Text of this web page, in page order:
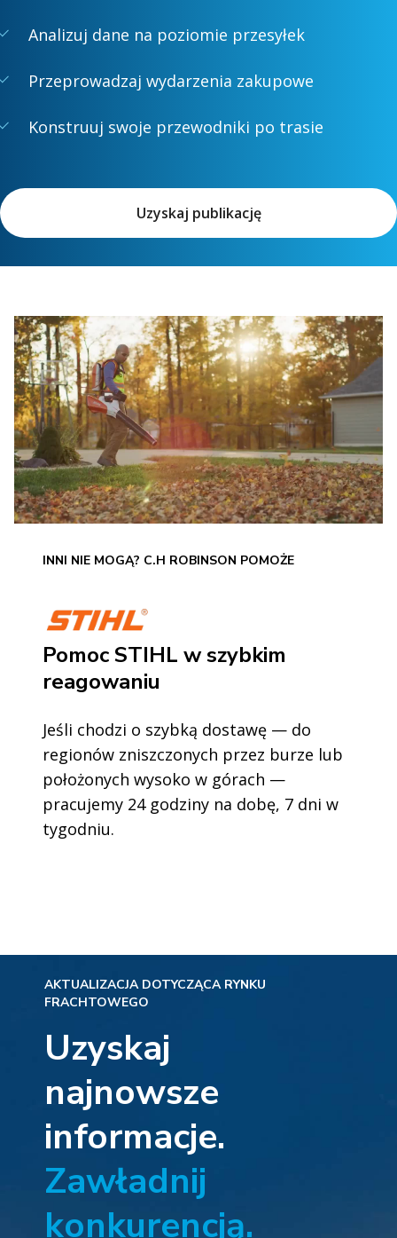
Analizuj dane na poziomie przesyłek
Przeprowadzaj wydarzenia zakupowe
Konstruuj swoje przewodniki po trasie
Uzyskaj publikację
INNI NIE MOGĄ? C.H ROBINSON POMOŻE
Pomoc STIHL w szybkim
reagowaniu
Jeśli chodzi o szybką dostawę — do
regionów zniszczonych przez burze lub
położonych wysoko w górach —
pracujemy 24 godziny na dobę, 7 dni w
tygodniu.
AKTUALIZACJA DOTYCZĄCA RYNKU
FRACHTOWEGO
Uzyskaj
najnowsze
informacje.
Zawładnij
konkurencją.